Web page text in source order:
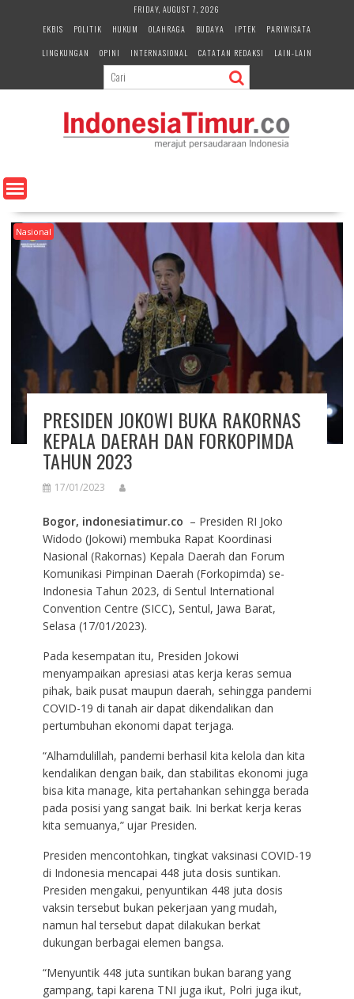
e
n
FRIDAY, AUGUST 7, 2026
EKBIS
POLITIK HUKUM OLAHRAGA BUDAYA IPTEK
PARIWISATA
LINGKUNGAN
OPINI INTERNASIONAL CATATAN REDAKSI LAIN-LAIN
Nasional
PRESIDEN JOKOWI BUKA RAKORNAS
KEPALA DAERAH DAN FORKOPIMDA
TAHUN 2023
17/01/2023
Bogor, indonesiatimur.co – Presiden RI Joko
Widodo (Jokowi) membuka Rapat Koordinasi
Nasional (Rakornas) Kepala Daerah dan Forum
Komunikasi Pimpinan Daerah (Forkopimda) se-
Indonesia Tahun 2023, di Sentul International
Convention Centre (SICC), Sentul, Jawa Barat,
Selasa (17/01/2023).
Pada kesempatan itu, Presiden Jokowi
menyampaikan apresiasi atas kerja keras semua
pihak, baik pusat maupun daerah, sehingga pandemi
COVID-19 di tanah air dapat dikendalikan dan
pertumbuhan ekonomi dapat terjaga.
“Alhamdulillah, pandemi berhasil kita kelola dan kita
kendalikan dengan baik, dan stabilitas ekonomi juga
bisa kita manage, kita pertahankan sehingga berada
pada posisi yang sangat baik. Ini berkat kerja keras
kita semuanya,” ujar Presiden.
Presiden mencontohkan, tingkat vaksinasi COVID-19
di Indonesia mencapai 448 juta dosis suntikan.
Presiden mengakui, penyuntikan 448 juta dosis
vaksin tersebut bukan pekerjaan yang mudah,
namun hal tersebut dapat dilakukan berkat
dukungan berbagai elemen bangsa.
“Menyuntik 448 juta suntikan bukan barang yang
gampang, tapi karena TNI juga ikut, Polri juga ikut,